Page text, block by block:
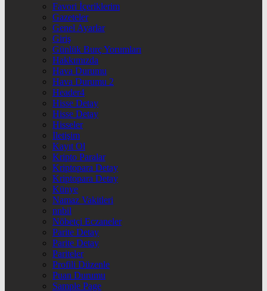
Favori İçeriklerim
Gazeteler
Genel Ayarlar
Giriş
Günlük Burç Yorumları
Hakkımızda
Hava Durumu
Hava Durumu 2
Header4
Hisse Detay
Hisse Detay
Hisseler
İletişim
Kayıt Ol
Kripto Paralar
Kriptopara Detay
Kriptopara Detay
Künye
Namaz Vakitleri
nnbil
Nöbetçi Eczaneler
Parite Detay
Parite Detay
Pariteler
Profili Düzenle
Puan Durumu
Sample Page